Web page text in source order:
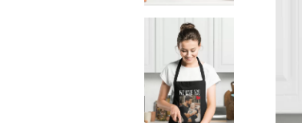
Рекламни тениски
Рекламни стикери
Рекламни чаши
UV печат върху предмети
Сублимационен печат